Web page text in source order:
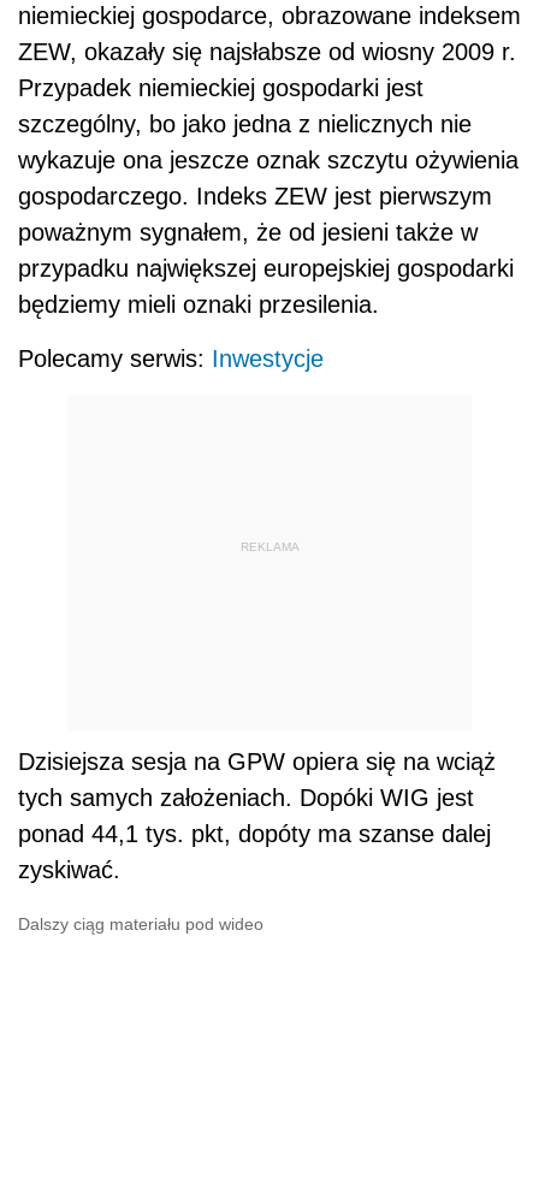
niemieckiej gospodarce, obrazowane indeksem
ZEW, okazały się najsłabsze od wiosny 2009 r.
Przypadek niemieckiej gospodarki jest
szczególny, bo jako jedna z nielicznych nie
wykazuje ona jeszcze oznak szczytu ożywienia
gospodarczego. Indeks ZEW jest pierwszym
poważnym sygnałem, że od jesieni także w
przypadku największej europejskiej gospodarki
będziemy mieli oznaki przesilenia.
Polecamy serwis: Inwestycje
REKLAMA
Dzisiejsza sesja na GPW opiera się na wciąż
tych samych założeniach. Dopóki WIG jest
ponad 44,1 tys. pkt, dopóty ma szanse dalej
zyskiwać.
Dalszy ciąg materiału pod wideo